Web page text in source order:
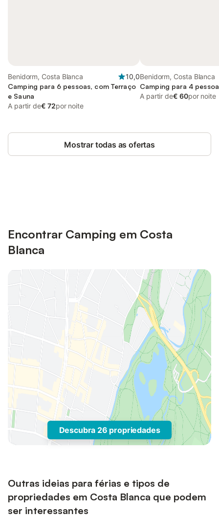
Benidorm, Costa Blanca
10,0
Camping para 6 pessoas, com Terraço
e Sauna
A partir de€ 72por noite
Benidorm, Costa Blanca
Camping para 4
A partir de€ 60por noite
Mostrar todas as ofertas
Encontrar Camping em Costa
Blanca
Descubra 26 propriedades
Outras ideias para férias e tipos de
propriedades em Costa Blanca que podem
ser interessantes